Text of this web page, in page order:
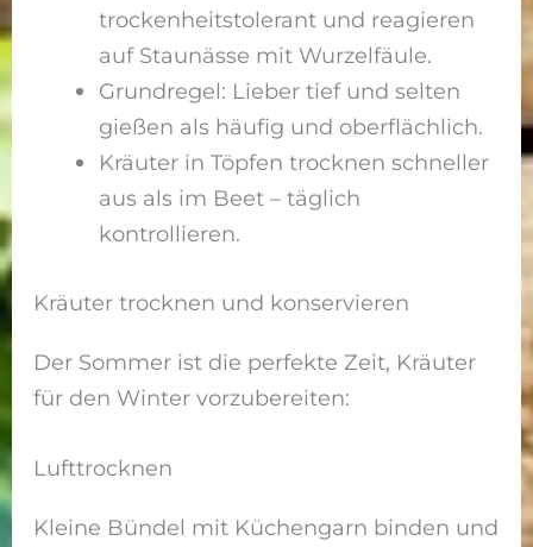
trockenheitstolerant und reagieren
auf Staunässe mit Wurzelfäule.
Grundregel: Lieber tief und selten
gießen als häufig und oberflächlich.
Kräuter in Töpfen trocknen schneller
aus als im Beet – täglich
kontrollieren.
Kräuter trocknen und konservieren
Der Sommer ist die perfekte Zeit, Kräuter
für den Winter vorzubereiten:
Lufttrocknen
Kleine Bündel mit Küchengarn binden und